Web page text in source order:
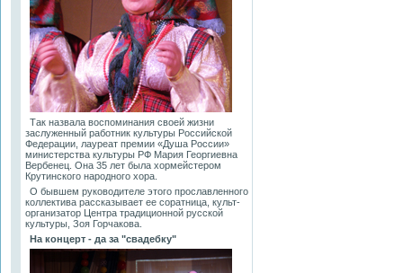
Так назвала воспоминания своей жизни
заслуженный работник культуры Российской
Федерации, лауреат премии «Душа России»
министерства культуры РФ Мария Георгиевна
Вербенец. Она 35 лет была хормейстером
Крутинского народного хора.
О бывшем руководителе этого прославленного
коллектива рассказывает ее соратница, культ-
организатор Центра традиционной русской
культуры, Зоя Горчакова.
На концерт - да за "свадебку"